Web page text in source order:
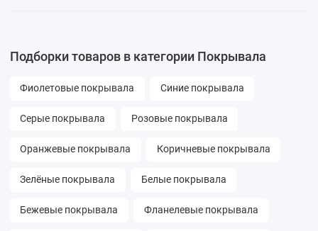
Подборки товаров в категории Покрывала
Фиолетовые покрывала Синие покрывала
Серые покрывала Розовые покрывала
Оранжевые покрывала Коричневые покрывала
Зелёные покрывала Белые покрывала
Бежевые покрывала Фланелевые покрывала